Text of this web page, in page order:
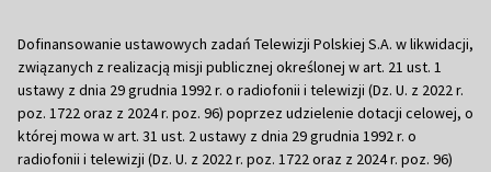
Dofinansowanie ustawowych zadań Telewizji Polskiej S.A. w likwidacji,
związanych z realizacją misji publicznej określonej w art. 21 ust. 1
ustawy z dnia 29 grudnia 1992 r. o radiofonii i telewizji (Dz. U. z 2022 r.
poz. 1722 oraz z 2024 r. poz. 96) poprzez udzielenie dotacji celowej, o
której mowa w art. 31 ust. 2 ustawy z dnia 29 grudnia 1992 r. o
radiofonii i telewizji (Dz. U. z 2022 r. poz. 1722 oraz z 2024 r. poz. 96)